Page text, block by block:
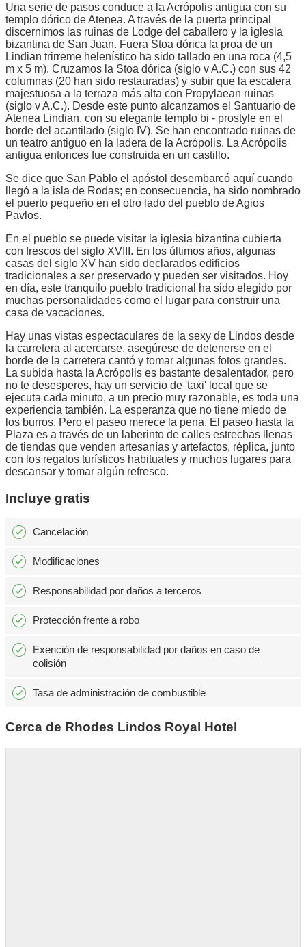
Una serie de pasos conduce a la Acrópolis antigua con su
templo dórico de Atenea. A través de la puerta principal
discernimos las ruinas de Lodge del caballero y la iglesia
bizantina de San Juan. Fuera Stoa dórica la proa de un
Lindian trirreme helenístico ha sido tallado en una roca (4,5
m x 5 m). Cruzamos la Stoa dórica (siglo v A.C.) con sus 42
columnas (20 han sido restauradas) y subir que la escalera
majestuosa a la terraza más alta con Propylaean ruinas
(siglo v A.C.). Desde este punto alcanzamos el Santuario de
Atenea Lindian, con su elegante templo bi - prostyle en el
borde del acantilado (siglo IV). Se han encontrado ruinas de
un teatro antiguo en la ladera de la Acrópolis. La Acrópolis
antigua entonces fue construida en un castillo.
Se dice que San Pablo el apóstol desembarcó aquí cuando
llegó a la isla de Rodas; en consecuencia, ha sido nombrado
el puerto pequeño en el otro lado del pueblo de Agios
Pavlos.
En el pueblo se puede visitar la iglesia bizantina cubierta
con frescos del siglo XVIII. En los últimos años, algunas
casas del siglo XV han sido declarados edificios
tradicionales a ser preservado y pueden ser visitados. Hoy
en día, este tranquilo pueblo tradicional ha sido elegido por
muchas personalidades como el lugar para construir una
casa de vacaciones.
Hay unas vistas espectaculares de la sexy de Lindos desde
la carretera al acercarse, asegúrese de detenerse en el
borde de la carretera cantó y tomar algunas fotos grandes.
La subida hasta la Acrópolis es bastante desalentador, pero
no te desesperes, hay un servicio de 'taxi' local que se
ejecuta cada minuto, a un precio muy razonable, es toda una
experiencia también. La esperanza que no tiene miedo de
los burros. Pero el paseo merece la pena. El paseo hasta la
Plaza es a través de un laberinto de calles estrechas llenas
de tiendas que venden artesanías y artefactos, réplica, junto
con los regalos turísticos habituales y muchos lugares para
descansar y tomar algún refresco.
Incluye gratis
Cancelación
Modificaciones
Responsabilidad por daños a terceros
Protección frente a robo
Exención de responsabilidad por daños en caso de
colisión
Tasa de administración de combustible
Cerca de Rhodes Lindos Royal Hotel